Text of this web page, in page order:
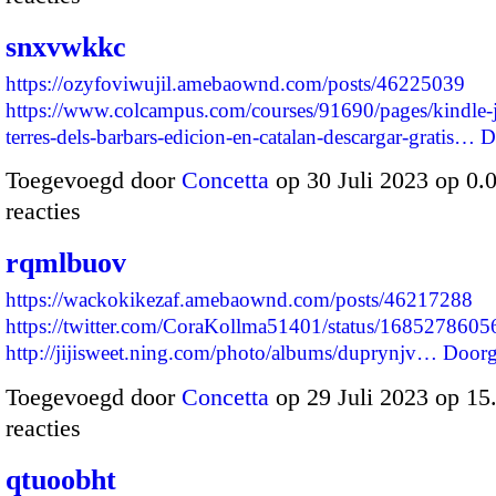
snxvwkkc
https://ozyfoviwujil.amebaownd.com/posts/46225039
https://www.colcampus.com/courses/91690/pages/
terres-dels-barbars-edicion-en-catalan-descargar-gratis…
Toegevoegd door Concetta op 30 Juli 2023 op
reacties
rqmlbuov
https://wackokikezaf.amebaownd.com/posts/46217288
https://twitter.com/CoraKollma51401/status/
http://jijisweet.ning.com/photo/albums/duprynjv…
Toegevoegd door Concetta op 29 Juli 2023 op
reacties
qtuoobht